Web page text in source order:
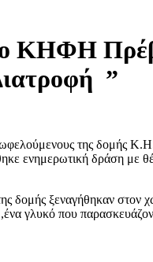
ΚΗΦΗ
”
της δομής
ενημερωτική δράση με
δομής ξεναγήθηκαν
,ένα γλυκό που